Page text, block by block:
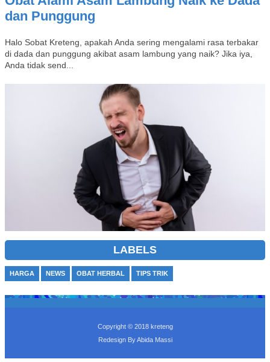
dan Punggung
Halo Sobat Kreteng, apakah Anda sering mengalami rasa terbakar
di dada dan punggung akibat asam lambung yang naik? Jika iya,
Anda tidak send...
LABELS
HARGA NEWS OBAT HERBAL TIPS TRIK
Copyright © 2018 kreteng
Redesign ByAbida Massi